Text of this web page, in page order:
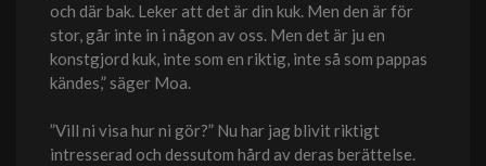
och där bak. Leker att det är din kuk. Men den är för
stor, går inte in i någon av oss. Men det är ju en
konstgjord kuk, inte som en riktig, inte så som pappas
kändes,” säger Moa.
”Vill ni visa hur ni gör?” Nu har jag blivit riktigt
intresserad och dessutom hård av deras berättelse.